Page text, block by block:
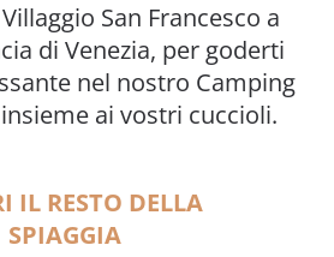
San Francesco a
di Venezia, per goderti
nel nostro Camping
ai vostri cuccioli.
IL RESTO DELLA
SPIAGGIA